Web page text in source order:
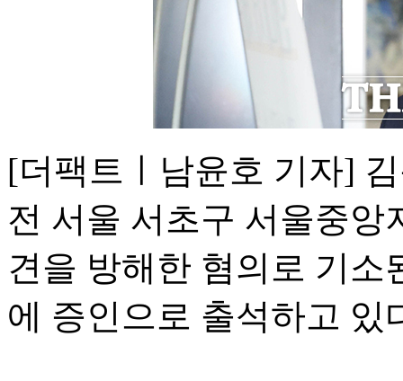
[더팩트ㅣ남윤호 기자]
전 서울 서초구 서울중앙
견을 방해한 혐의로 기소
에 증인으로 출석하고 있